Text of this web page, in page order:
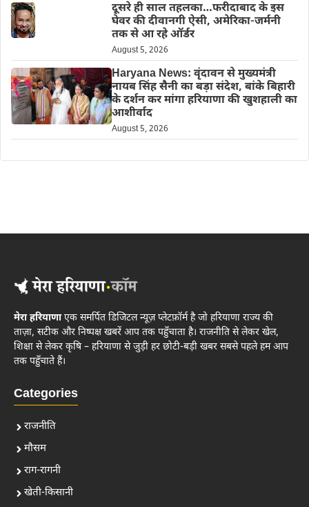
दूसरे ही साल तहलका…फरीदाबाद के इस
घेवर की दीवानगी ऐसी, अमेरिका-जर्मनी
तक से आ रहे ऑर्डर
August 5, 2026
Haryana News: वृंदावन से मुख्यमंत्री
नायब सिंह सैनी का बड़ा संदेश, बांके बिहारी
के दर्शन कर मांगा हरियाणा की खुशहाली का
आशीर्वाद
August 5, 2026
मेरा हरियाणाएक समर्पित डिजिटल न्यूज़ प्लेटफ़ॉर्म है जो हरियाणा राज्य की
ताज़ा, सटीक और निष्पक्ष खबरें आप तक पहुँचाता है। राजनीति से लेकर खेल,
शिक्षा से लेकर कृषि – हरियाणा से जुड़ी हर छोटी-बड़ी खबर सबसे पहले हम आप
तक पहुँचाते हैं।
Categories
राजनीति
मौसम
राग-रागनी
खेती-किसानी